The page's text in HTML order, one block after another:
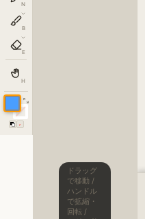
N
B
E
H
ドラッグ
で移動 /
ハンドル
で拡縮・
回転 /